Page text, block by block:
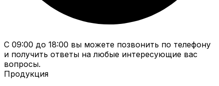
С 09:00 до 18:00 вы можете позвонить по телефону
и получить ответы на любые интересующие вас
вопросы.
Продукция